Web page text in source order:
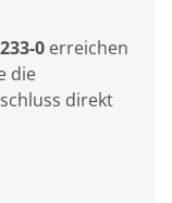
0 erreichen
die
direkt